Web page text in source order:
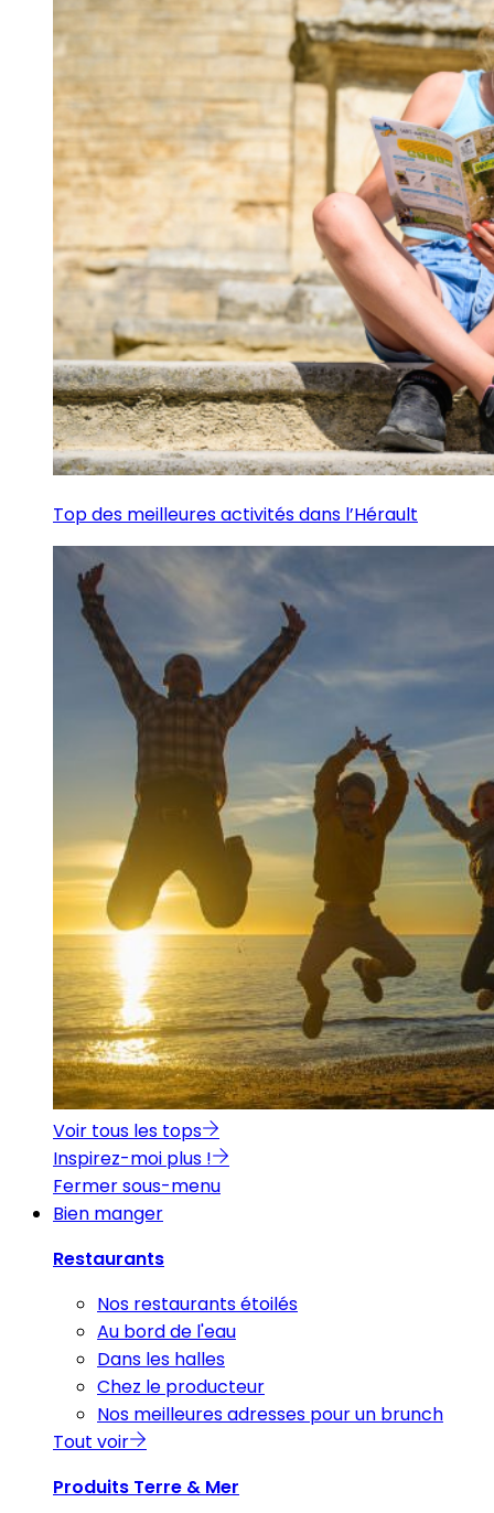
Top des meilleures activités dans l’Hérault
Voir tous les tops
Inspirez-moi plus !
Fermer sous-menu
Bien manger
Restaurants
Nos restaurants étoilés
Au bord de l'eau
Dans les halles
Chez le producteur
Nos meilleures adresses pour un brunch
Tout voir
Produits Terre & Mer